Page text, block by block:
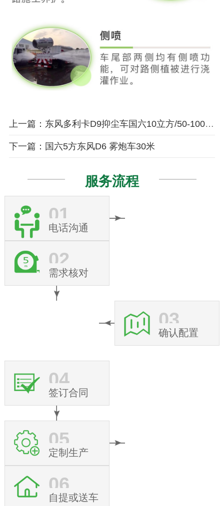
上一篇：东风多利卡D9抑尘车国六10立方/50-100米雾炮
下一篇：国六5方东风D6 雾炮车30米
服务流程
01
电话沟通
02
需求核对
03
确认配置
04
签订合同
05
定制生产
06
自提或送车